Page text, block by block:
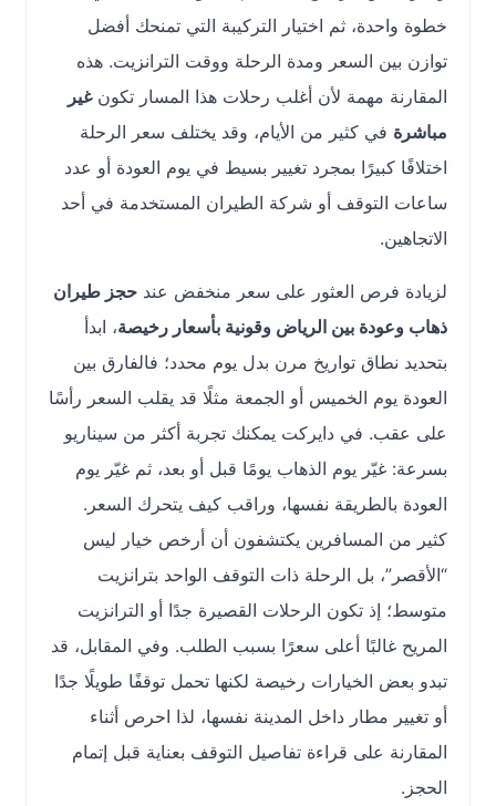
خطوة واحدة، ثم اختيار التركيبة التي تمنحك أفضل
توازن بين السعر ومدة الرحلة ووقت الترانزيت. هذه
المقارنة مهمة لأن أغلب رحلات هذا المسار تكون غير
مباشرةفي كثير من الأيام، وقد يختلف سعر الرحلة
اختلافًا كبيرًا بمجرد تغيير بسيط في يوم العودة أو عدد
ساعات التوقف أو شركة الطيران المستخدمة في أحد
الاتجاهين.
لزيادة فرص العثور على سعر منخفض عند حجز طيران
ذهاب وعودة بين الرياض وقونية بأسعار رخيصة ، ابدأ
بتحديد نطاق تواريخ مرن بدل يوم محدد؛ فالفارق بين
العودة يوم الخميس أو الجمعة مثلًا قد يقلب السعر رأسًا
على عقب. في دايركت يمكنك تجربة أكثر من سيناريو
بسرعة: غيّر يوم الذهاب يومًا قبل أو بعد، ثم غيّر يوم
العودة بالطريقة نفسها، وراقب كيف يتحرك السعر.
كثير من المسافرين يكتشفون أن أرخص خيار ليس
“الأقصر”، بل الرحلة ذات التوقف الواحد بترانزيت
متوسط؛ إذ تكون الرحلات القصيرة جدًا أو الترانزيت
المريح غالبًا أعلى سعرًا بسبب الطلب. وفي المقابل، قد
تبدو بعض الخيارات رخيصة لكنها تحمل توقفًا طويلًا جدًا
أو تغيير مطار داخل المدينة نفسها، لذا احرص أثناء
المقارنة على قراءة تفاصيل التوقف بعناية قبل إتمام
الحجز.